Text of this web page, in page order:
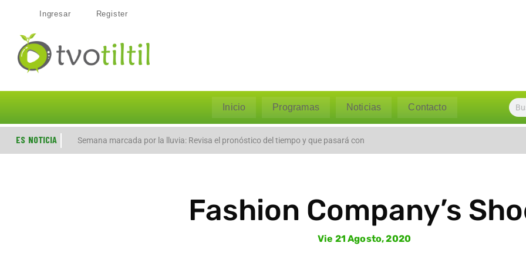
Ingresar Register
Inicio Programas Noticias Contacto
ES NOTICIA Evacúan preventivamente a familias por aumento del caudal del río Polpaico ant
Fashion Company’s
Vie 21 Agosto, 2020